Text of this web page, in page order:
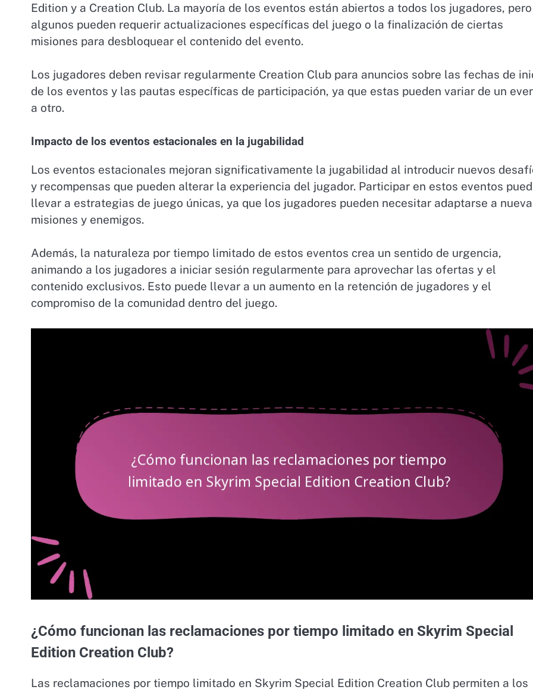
Edition y a Creation Club. La mayoría de los eventos están abiertos a todos los jugadores, pero
algunos pueden requerir actualizaciones específicas del juego o la finalización de ciertas
misiones para desbloquear el contenido del evento.
Los jugadores deben revisar regularmente Creation Club para anuncios sobre las fechas de
de los eventos y las pautas específicas de participación, ya que estas pueden variar de un
a otro.
Impacto de los eventos estacionales en la jugabilidad
Los eventos estacionales mejoran significativamente la jugabilidad al introducir nuevos
y recompensas que pueden alterar la experiencia del jugador. Participar en estos eventos
llevar a estrategias de juego únicas, ya que los jugadores pueden necesitar adaptarse a
misiones y enemigos.
Además, la naturaleza por tiempo limitado de estos eventos crea un sentido de urgencia,
animando a los jugadores a iniciar sesión regularmente para aprovechar las ofertas y el
contenido exclusivos. Esto puede llevar a un aumento en la retención de jugadores y el
compromiso de la comunidad dentro del juego.
¿Cómo funcionan las reclamaciones por tiempo limitado en Skyrim Special
Edition Creation Club?
Las reclamaciones por tiempo limitado en Skyrim Special Edition Creation Club permiten a los